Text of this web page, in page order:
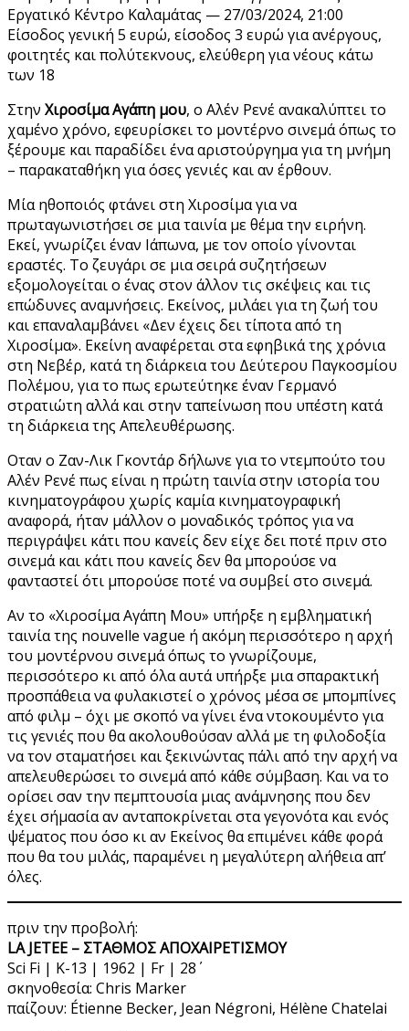
Εργατικό Κέντρο Καλαμάτας — 27/03/2024, 21:00
Είσοδος γενική 5 ευρώ, είσοδος 3 ευρώ για ανέργους,
φοιτητές και πολύτεκνους, ελεύθερη για νέους κάτω
των 18
Στην Χιροσίμα Αγάπη μου, ο Αλέν Ρενέ ανακαλύπτει το
χαμένο χρόνο, εφευρίσκει το μοντέρνο σινεμά όπως το
ξέρουμε και παραδίδει ένα αριστούργημα για τη μνήμη
– παρακαταθήκη για όσες γενιές και αν έρθουν.
Μία ηθοποιός φτάνει στη Χιροσίμα για να
πρωταγωνιστήσει σε μια ταινία με θέμα την ειρήνη.
Εκεί, γνωρίζει έναν Ιάπωνα, με τον οποίο γίνονται
εραστές. Το ζευγάρι σε μια σειρά συζητήσεων
εξομολογείται ο ένας στον άλλον τις σκέψεις και τις
επώδυνες αναμνήσεις. Εκείνος, μιλάει για τη ζωή του
και επαναλαμβάνει «Δεν έχεις δει τίποτα από τη
Χιροσίμα». Εκείνη αναφέρεται στα εφηβικά της χρόνια
στη Νεβέρ, κατά τη διάρκεια του Δεύτερου Παγκοσμίου
Πολέμου, για το πως ερωτεύτηκε έναν Γερμανό
στρατιώτη αλλά και στην ταπείνωση που υπέστη κατά
τη διάρκεια της Απελευθέρωσης.
Οταν ο Ζαν-Λικ Γκοντάρ δήλωνε για το ντεμπούτο του
Αλέν Ρενέ πως είναι η πρώτη ταινία στην ιστορία του
κινηματογράφου χωρίς καμία κινηματογραφική
αναφορά, ήταν μάλλον ο μοναδικός τρόπος για να
περιγράψει κάτι που κανείς δεν είχε δει ποτέ πριν στο
σινεμά και κάτι που κανείς δεν θα μπορούσε να
φανταστεί ότι μπορούσε ποτέ να συμβεί στο σινεμά.
Αν το «Χιροσίμα Αγάπη Μου» υπήρξε η εμβληματική
ταινία της nouvelle vague ή ακόμη περισσότερο η αρχή
του μοντέρνου σινεμά όπως το γνωρίζουμε,
περισσότερο κι από όλα αυτά υπήρξε μια σπαρακτική
προσπάθεια να φυλακιστεί ο χρόνος μέσα σε μπομπίνες
από φιλμ – όχι με σκοπό να γίνει ένα ντοκουμέντο για
τις γενιές που θα ακολουθούσαν αλλά με τη φιλοδοξία
να τον σταματήσει και ξεκινώντας πάλι από την αρχή να
απελευθερώσει το σινεμά από κάθε σύμβαση. Και να το
ορίσει σαν την πεμπτουσία μιας ανάμνησης που δεν
έχει σήμασία αν ανταποκρίνεται στα γεγονότα και ενός
ψέματος που όσο κι αν Εκείνος θα επιμένει κάθε φορά
που θα του μιλάς, παραμένει η μεγαλύτερη αλήθεια απ’
όλες.
πριν την προβολή:
LA JETEE – ΣΤΑΘΜΟΣ ΑΠΟΧΑΙΡΕΤΙΣΜΟΥ
Sci Fi | K-13 | 1962 | Fr | 28΄
σκηνοθεσία: Chris Marker
παίζουν: Étienne Becker, Jean Négroni, Hélène Chatelai